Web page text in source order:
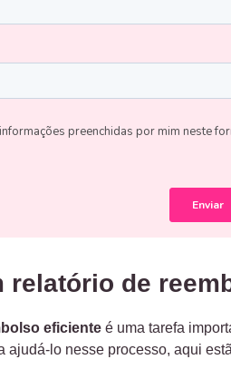
relatório de
eficiente é uma tarefa
ajudá-lo nesse processo, aqui